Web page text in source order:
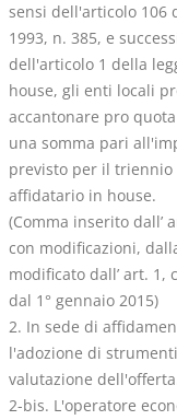
sensi dell'articolo 106
1993, n. 385, e
dell'articolo 1 della
house, gli enti locali
accantonare pro
una somma pari
previsto per il triennio
affidatario in house.
(Comma inserito dall’
con modificazioni,
modificato dall’ art. 1,
dal 1° gennaio 2015)
2. In sede di
l'adozione di
valutazione
2-bis. L'operatore